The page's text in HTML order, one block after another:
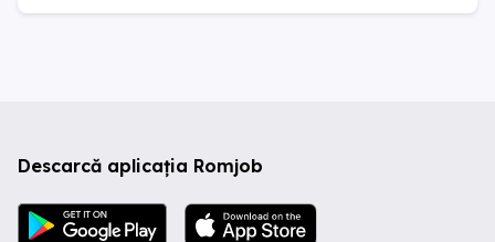
Descarcă aplicația Romjob